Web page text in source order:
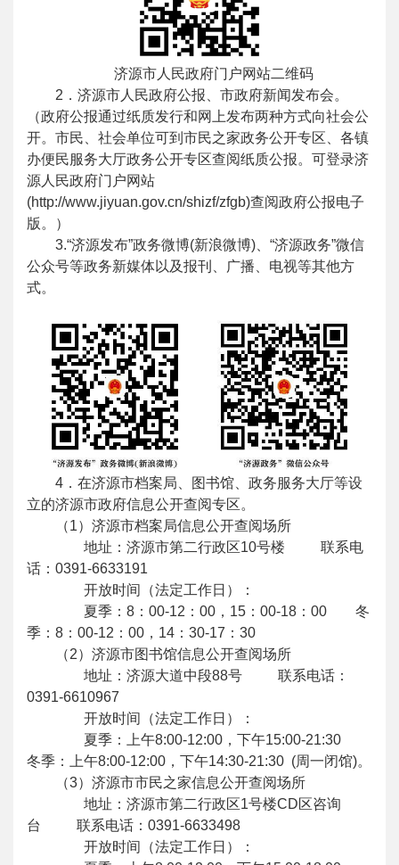
济源市人民政府门户网站二维码
2．济源市人民政府公报、市政府新闻发布会。
（政府公报通过纸质发行和网上发布两种方式向社会公
开。市民、社会单位可到市民之家政务公开专区、各镇
办便民服务大厅政务公开专区查阅纸质公报。可登录济
源人民政府门户网站
(http://www.jiyuan.gov.cn/shizf/zfgb)查阅政府公报电子
版。）
3.“济源发布”政务微博(新浪微博)、“济源政务”微信
公众号等政务新媒体以及报刊、广播、电视等其他方
式。
4．在济源市档案局、图书馆、政务服务大厅等设
立的济源市政府信息公开查阅专区。
（1）济源市档案局信息公开查阅场所
地址：济源市第二行政区10号楼
联系电
话：0391-6633191
开放时间（法定工作日）：
夏季：8：00-12：00，15：00-18：00 冬
季：8：00-12：00，14：30-17：30
（2）济源市图书馆信息公开查阅场所
地址：济源大道中段88号
联系电话：
0391-6610967
开放时间（法定工作日）：
夏季：上午8:00-12:00，下午15:00-21:30
冬季：上午8:00-12:00，下午14:30-21:30 (周一闭馆)。
（3）济源市市民之家信息公开查阅场所
地址：济源市第二行政区1号楼CD区咨询
台
联系电话：0391-6633498
开放时间（法定工作日）：